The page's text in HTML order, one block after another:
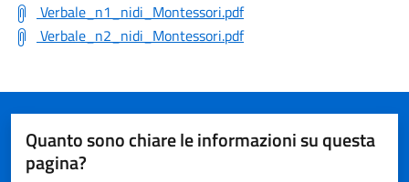
Verbale_n1_nidi_Montessori.pdf
Verbale_n2_nidi_Montessori.pdf
Quanto sono chiare le informazioni su questa
pagina?